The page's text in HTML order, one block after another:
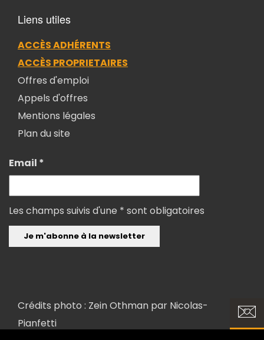
Liens utiles
ACCÈS ADHÉRENTS
ACCÈS PROPRIETAIRES
Offres d'emploi
Appels d'offres
Mentions légales
Plan du site
Email *
Les champs suivis d'une * sont obligatoires
Crédits photo : Zein Othman par Nicolas-
Pianfetti